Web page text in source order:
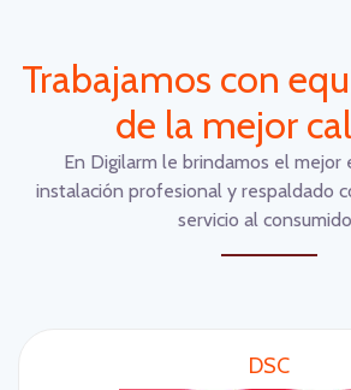
Trabajamos con
de la mejor
En Digilarm le brindamos el mejor
instalación profesional y respaldado
servicio al
DSC